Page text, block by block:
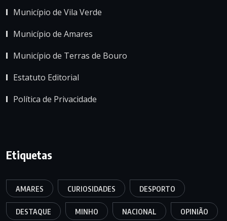
Município de Vila Verde
Município de Amares
Município de Terras de Bouro
Estatuto Editorial
Política de Privacidade
Etiquetas
AMARES CURIOSIDADES DESPORTO
DESTAQUE MINHO NACIONAL OPINIÃO